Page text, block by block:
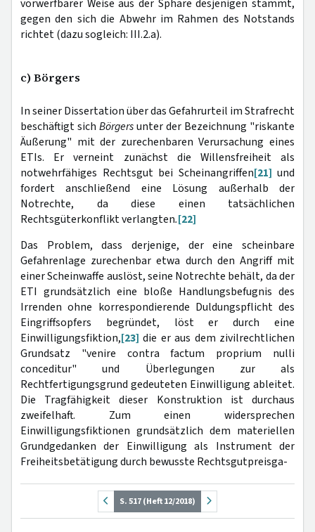
vorwerfbarer Weise aus der Sphäre desjenigen stammt,
gegen den sich die Abwehr im Rahmen des Notstands
richtet (dazu sogleich: III.2.a).
c) Börgers
In seiner Dissertation über das Gefahrurteil im Strafrecht
beschäftigt sich Börgersunter der Bezeichnung "riskante
Äußerung" mit der zurechenbaren Verursachung eines
ETIs. Er verneint zunächst die Willensfreiheit als
notwehrfähiges Rechtsgut bei Scheinangriffen[21] und
fordert anschließend eine Lösung außerhalb der
Notrechte, da diese einen tatsächlichen
Rechtsgüterkonflikt verlangten.[22]
Das Problem, dass derjenige, der eine scheinbare
Gefahrenlage zurechenbar etwa durch den Angriff mit
einer Scheinwaffe auslöst, seine Notrechte behält, da der
ETI grundsätzlich eine bloße Handlungsbefugnis des
Irrenden ohne korrespondierende Duldungspflicht des
Eingriffsopfers begründet, löst er durch eine
Einwilligungsfiktion,[23]die er aus dem zivilrechtlichen
Grundsatz "venire contra factum proprium nulli
conceditur" und Überlegungen zur als
Rechtfertigungsgrund gedeuteten Einwilligung ableitet.
Die Tragfähigkeit dieser Konstruktion ist durchaus
zweifelhaft. Zum einen widersprechen
Einwilligungsfiktionen grundsätzlich dem materiellen
Grundgedanken der Einwilligung als Instrument der
Freiheitsbetätigung durch bewusste Rechtsgutpreisga-
S. 517 (Heft 12/2018)